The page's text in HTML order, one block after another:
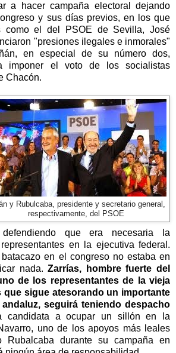
a hacer campaña electoral dejando
y sus días previos, en los que
como el del PSOE de Sevilla, José
"presiones ilegales e inmorales"
en especial de su número dos,
imponer el voto de los socialistas
Chacón.
y Rubulcaba, presidente y secretario general,
respectivamente, del PSOE
defendiendo que era necesaria la
en la ejecutiva federal.
en el congreso no estaba en
nada.Zarrías, hombre fuerte del
de los representantes de la vieja
que sigue atesorando un importante
seguirá teniendo despacho
candidata a ocupar un sillón en la
uno de los apoyos más leales
Rubalcaba durante su campaña en